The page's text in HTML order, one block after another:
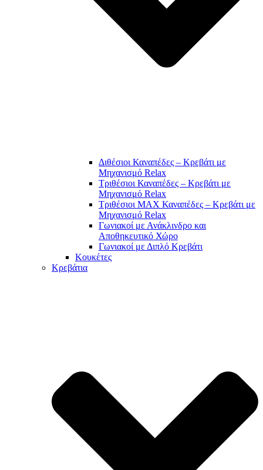
Διθέσιοι Καναπέδες – Κρεβάτι με
Μηχανισμό Relax
Τριθέσιοι Καναπέδες – Κρεβάτι με
Μηχανισμό Relax
Τριθέσιοι MAX Καναπέδες – Κρεβάτι με
Μηχανισμό Relax
Γωνιακοί με Ανάκλινδρο και
Αποθηκευτικό Χώρο
Γωνιακοί με Διπλό Κρεβάτι
Κουκέτες
Κρεβάτια